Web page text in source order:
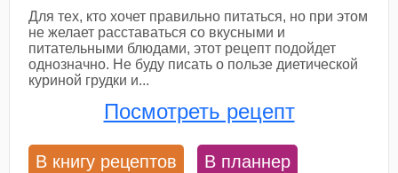
Для тех, кто хочет правильно питаться, но при этом
не желает расставаться со вкусными и
питательными блюдами, этот рецепт подойдет
однозначно. Не буду писать о пользе диетической
куриной грудки и...
Посмотреть рецепт
В книгу рецептов В планнер